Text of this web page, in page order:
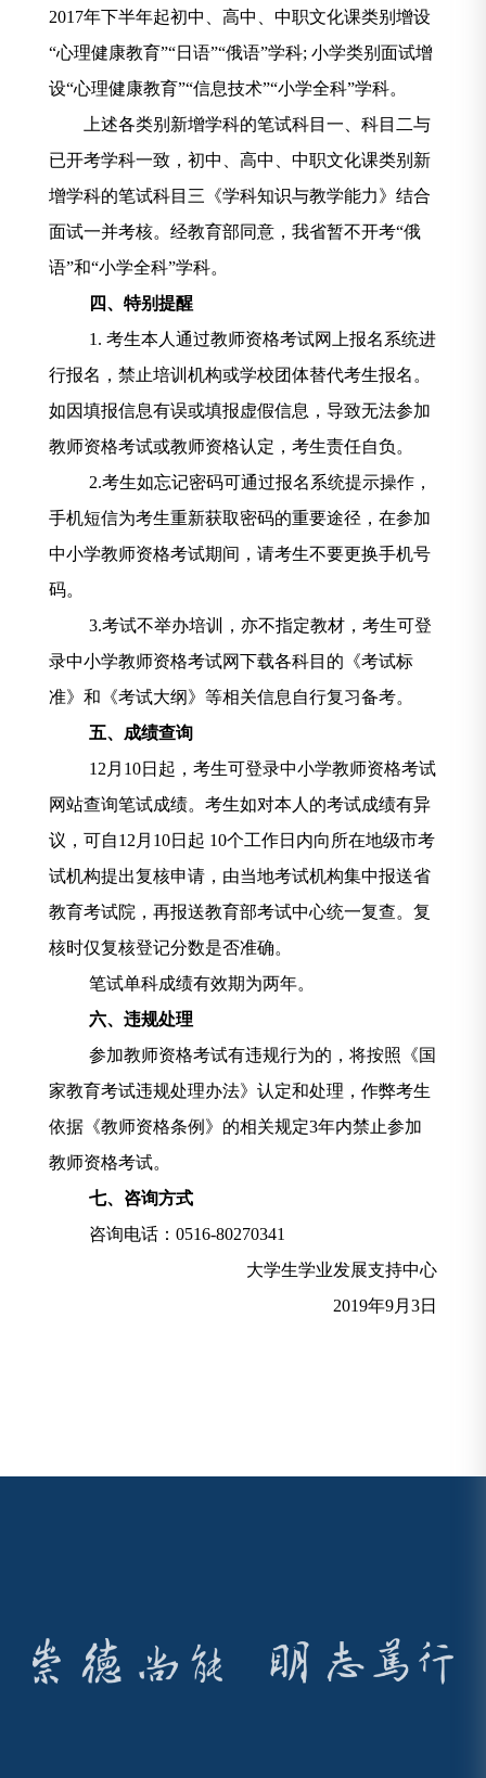
2017年下半年起初中、高中、中职文化课类别增设
“心理健康教育”“日语”“俄语”学科; 小学类别面试增
设“心理健康教育”“信息技术”“小学全科”学科。
上述各类别新增学科的笔试科目一、科目二与
已开考学科一致，初中、高中、中职文化课类别新
增学科的笔试科目三《学科知识与教学能力》结合
面试一并考核。经教育部同意，我省暂不开考“俄
语”和“小学全科”学科。
四、特别提醒
1. 考生本人通过教师资格考试网上报名系统进
行报名，禁止培训机构或学校团体替代考生报名。
如因填报信息有误或填报虚假信息，导致无法参加
教师资格考试或教师资格认定，考生责任自负。
2.考生如忘记密码可通过报名系统提示操作，
手机短信为考生重新获取密码的重要途径，在参加
中小学教师资格考试期间，请考生不要更换手机号
码。
3.考试不举办培训，亦不指定教材，考生可登
录中小学教师资格考试网下载各科目的《考试标
准》和《考试大纲》等相关信息自行复习备考。
五、成绩查询
12 月 10日起，考生可登录中小学教师资格考试
网站查询笔试成绩。考生如对本人的考试成绩有异
议，可自12 月 10日起 10个工作日内向所在地级市考
试机构提出复核申请，由当地考试机构集中报送省
教育考试院，再报送教育部考试中心统一复查。复
核时仅复核登记分数是否准确。
笔试单科成绩有效期为两年。
六、违规处理
参加教师资格考试有违规行为的，将按照《国
家教育考试违规处理办法》认定和处理，作弊考生
依据《教师资格条例》的相关规定3年内禁止参加
教师资格考试。
七、咨询方式
咨询电话： 0516-80270341
大学生学业发展支持中心
2019年9月3日